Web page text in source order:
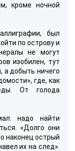
кроме ночной
был
по острову и
не могут
изобилен, тут
а добыть ничего
где, как
От голода
надо найти
«Долго они
наконец острый
их на след».